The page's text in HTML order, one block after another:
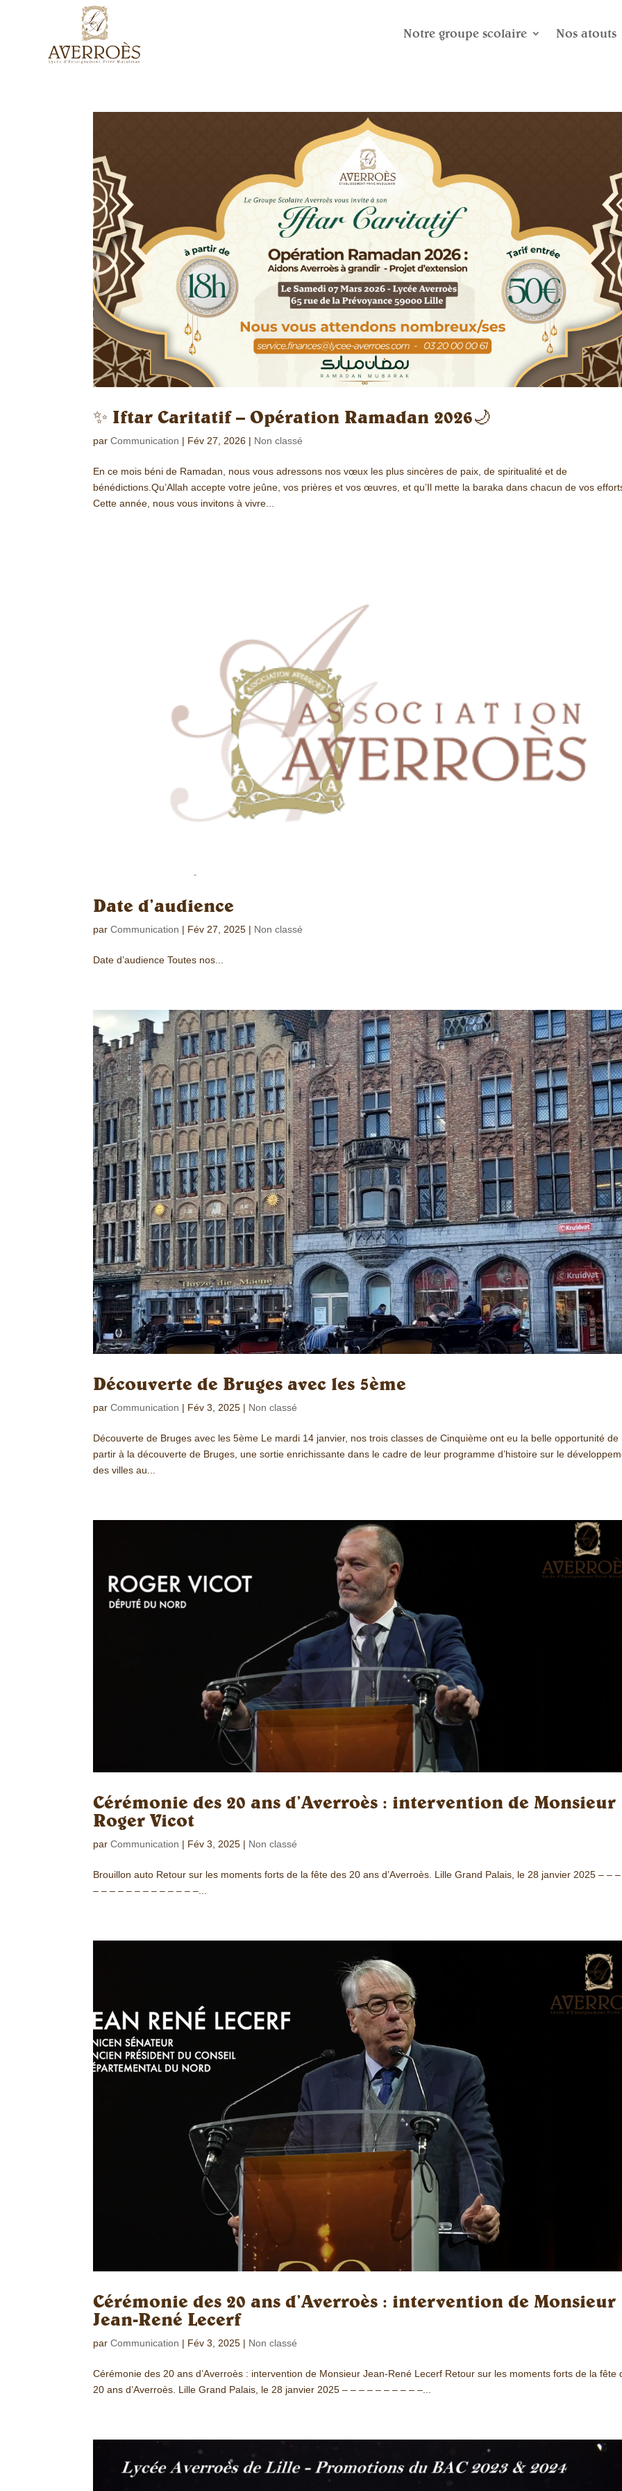
Notre groupe scolaire Nos atouts
✨ Iftar Caritatif – Opération Ramadan 2026🌙
parCommunication | Fév 27, 2026 | Non classé
En ce mois béni de Ramadan, nous vous adressons nos vœux les plus sincères de paix, de spiritualité et de
bénédictions.Qu’Allah accepte votre jeûne, vos prières et vos œuvres, et qu’Il mette la baraka dans chacun de vos
Cette année, nous vous invitons à vivre...
Date d’audience
parCommunication | Fév 27, 2025 | Non classé
Date d’audience Toutes nos...
Découverte de Bruges avec les 5ème
parCommunication | Fév 3, 2025 | Non classé
Découverte de Bruges avec les 5ème Le mardi 14 janvier, nos trois classes de Cinquième ont eu la belle opportunité de
partir à la découverte de Bruges, une sortie enrichissante dans le cadre de leur programme d’histoire sur le
des villes au...
Cérémonie des 20 ans d’Averroès : intervention de Monsieur
Roger Vicot
parCommunication | Fév 3, 2025 | Non classé
Brouillon auto Retour sur les moments forts de la fête des 20 ans d’Averroès. Lille Grand Palais, le 28 janvier 2025 – –
– – – – – – – – – – – – –...
Cérémonie des 20 ans d’Averroès : intervention de Monsieur
Jean-René Lecerf
parCommunication | Fév 3, 2025 | Non classé
Cérémonie des 20 ans d’Averroès : intervention de Monsieur Jean-René Lecerf Retour sur les moments forts de la fête
20 ans d’Averroès. Lille Grand Palais, le 28 janvier 2025 – – – – – – – – – –...